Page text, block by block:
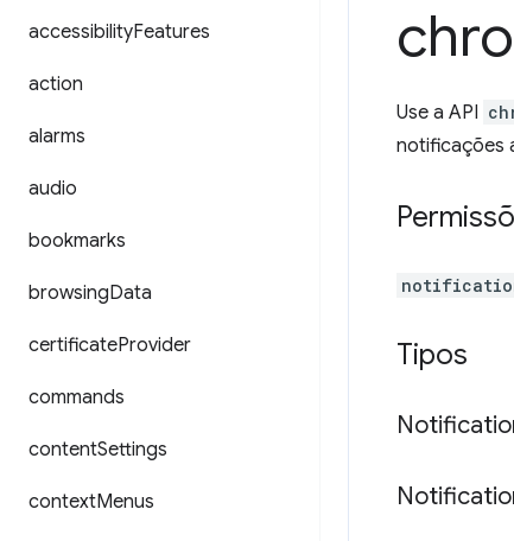
accessibilityFeatures
action
alarms
audio
bookmarks
browsingData
certificateProvider
commands
contentSettings
contextMenus
Use a API
notificações
Tipos